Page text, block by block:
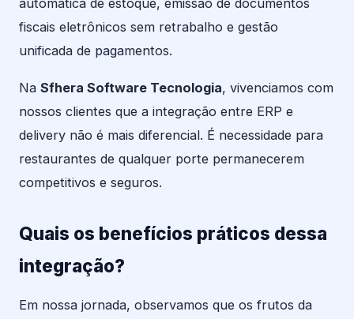
fiscais eletrônicos sem retrabalho e gestão
unificada de pagamentos.
Na Sfhera Software Tecnologia, vivenciamos com
nossos clientes que a integração entre ERP e
delivery não é mais diferencial. É necessidade para
restaurantes de qualquer porte permanecerem
competitivos e seguros.
Quais os benefícios práticos dessa
integração?
Em nossa jornada, observamos que os frutos da